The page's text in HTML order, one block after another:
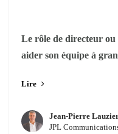
Le rôle de directeur ou
aider son équipe à
Lire
Jean-Pierre
JPL